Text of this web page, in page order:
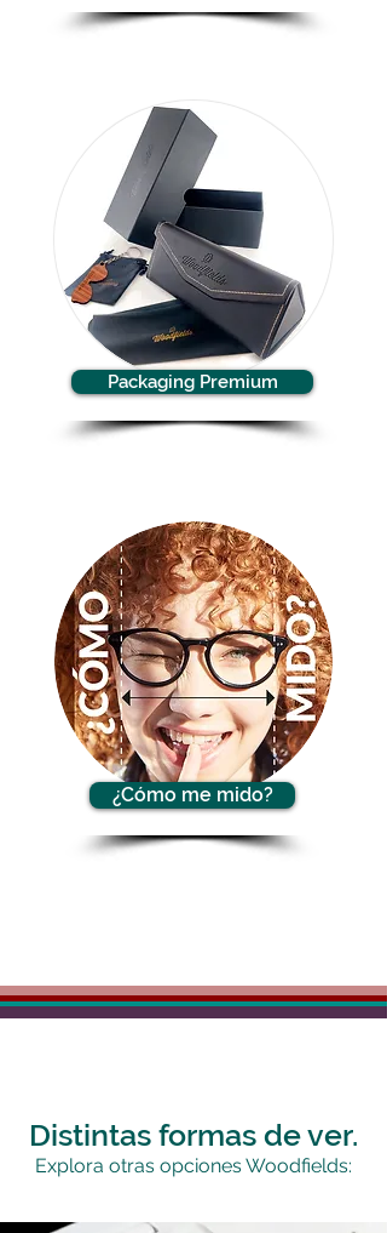
Packaging Premium
¿Cómo me mido?
Distintas formas de ver.
Explora otras opciones Woodfields: